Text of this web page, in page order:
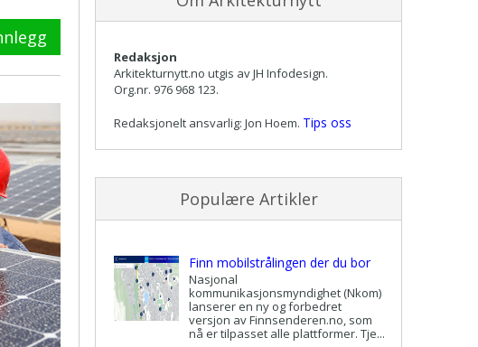
Redaksjon
Arkitekturnytt.no utgis av JH Infodesign.
Org.nr. 976 968 123.
Redaksjonelt ansvarlig: Jon Hoem. Tips oss
Populære Artikler
Finn mobilstrålingen der du bor
Nasjonal
kommunikasjonsmyndighet (Nkom)
lanserer en ny og forbedret
versjon av Finnsenderen.no, som
nå er tilpasset alle plattformer. Tje...